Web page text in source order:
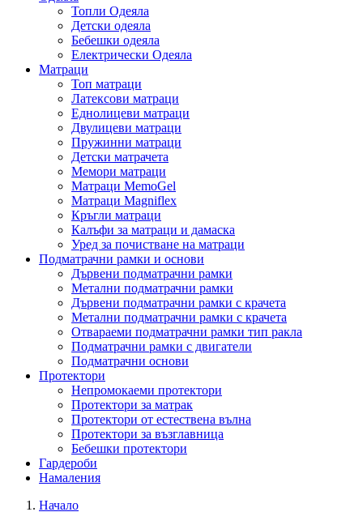
Топли Одеяла
Детски одеяла
Бебешки одеяла
Електрически Одеяла
Матраци
Топ матраци
Латексови матраци
Еднолицеви матраци
Двулицеви матраци
Пружинни матраци
Детски матрачета
Мемори матраци
Mатраци MemoGel
Матраци Мagniflex
Кръгли матраци
Калъфи за матраци и дамаска
Уред за почистване на матраци
Подматрачни рамки и основи
Дървени подматрачни рамки
Метални подматрачни рамки
Дървени подматрачни рамки с крачета
Метални подматрачни рамки с крачета
Отвараеми подматрачни рамки тип ракла
Подматрачни рамки с двигатели
Подматрачни основи
Протектори
Непромокаеми протектори
Протектори за матрак
Протектори от естествена вълна
Протектори за възглавница
Бебешки протектори
Гардероби
Намаления
Начало